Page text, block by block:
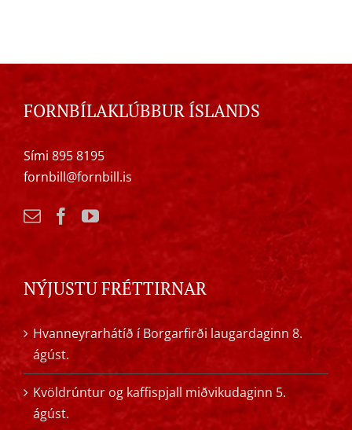
FORNBÍLAKLÚBBUR ÍSLANDS
Sími 895 8195
fornbill@fornbill.is
NÝJUSTU FRÉTTIRNAR
Hvanneyrarhátíð í Borgarfirði laugardaginn 8.
ágúst.
Kvöldrúntur og kaffispjall miðvikudaginn 5.
ágúst.